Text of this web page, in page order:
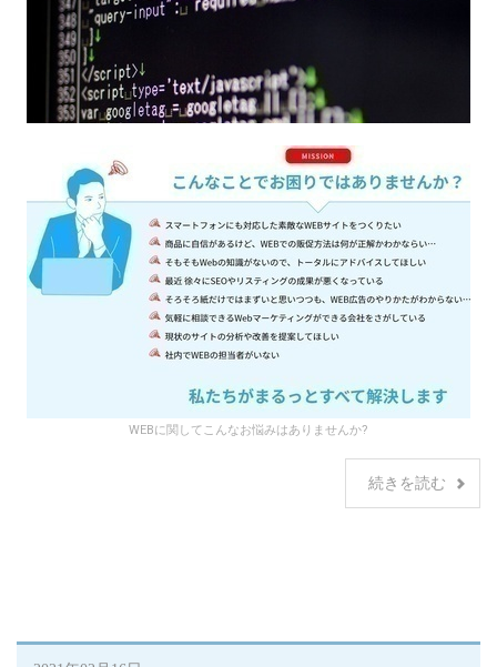
WEBに関してこんなお悩みはありませんか?
続きを読む